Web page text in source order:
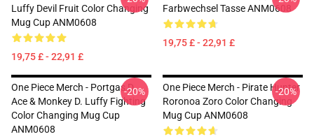
Luffy Devil Fruit Color Changing
Mug Cup ANM0608
19,75 £ - 22,91 £
Farbwechsel Tasse ANM0608
19,75 £ - 22,91 £
One Piece Merch - Portgas D.
Ace & Monkey D. Luffy Fighting
Color Changing Mug Cup
ANM0608
-20%
One Piece Merch - Pirate Hunter
Roronoa Zoro Color Changing
Mug Cup ANM0608
-20%